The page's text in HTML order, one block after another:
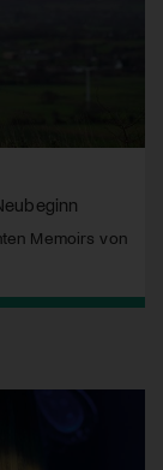
Memoirs von